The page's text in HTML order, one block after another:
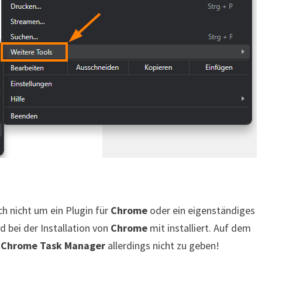
nicht um ein Plugin für Chrome oder ein eigenständiges
bei der Installation von Chrome mit installiert. Auf dem
Chrome Task Manager allerdings nicht zu geben!